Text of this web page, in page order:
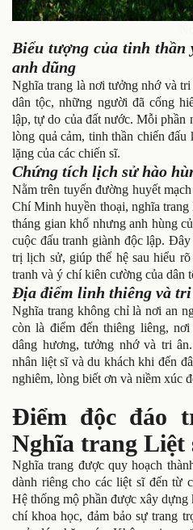
Biểu tượng của tinh thần
anh dũng
Nghĩa trang là nơi tưởng nhớ và
dân tộc, những người đã cống
lập, tự do của đất nước. Mỗi phần
lòng quả cảm, tinh thần chiến
lặng của các chiến sĩ.
Chứng tích lịch sử hào
Nằm trên tuyến đường huyết
Chí Minh huyền thoại, nghĩa
tháng gian khổ nhưng anh hùng
cuộc đấu tranh giành độc lập.
trị lịch sử, giúp thế hệ sau hiểu
tranh và ý chí kiên cường của dân
Địa điểm linh thiêng và tri
Nghĩa trang không chỉ là nơi an
còn là điểm đến thiêng liêng,
dâng hương, tưởng nhớ và tri
nhân liệt sĩ và du khách khi đến
nghiêm, lòng biết ơn và niềm xúc
Điểm độc đáo
Nghĩa trang Liệt
Nghĩa trang được quy hoạch
dành riêng cho các liệt sĩ đến từ
Hệ thống mộ phần được xây dựng
chí khoa học, đảm bảo sự trang